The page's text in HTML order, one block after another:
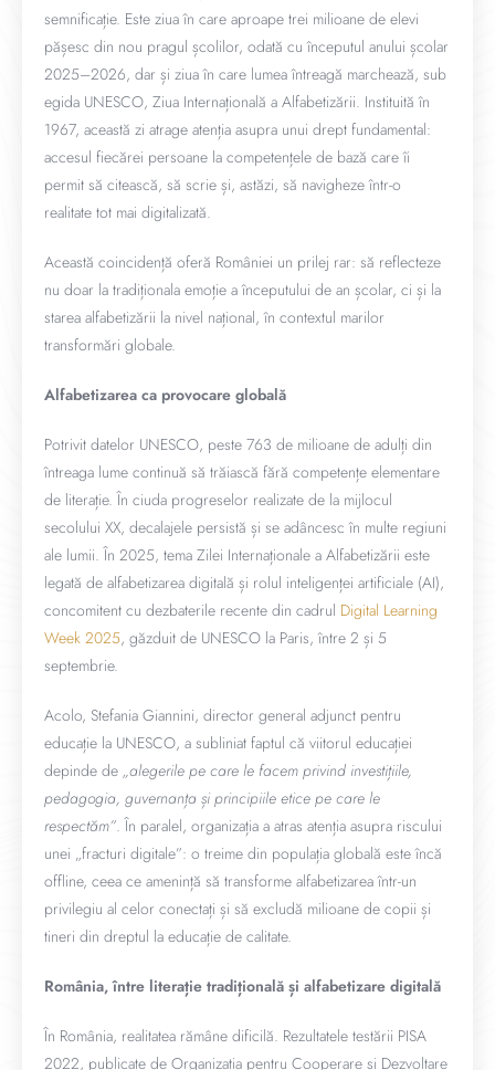
semnificație. Este ziua în care aproape trei milioane de elevi
pășesc din nou pragul școlilor, odată cu începutul anului școlar
2025–2026, dar și ziua în care lumea întreagă marchează, sub
egida UNESCO, Ziua Internațională a Alfabetizării. Instituită în
1967, această zi atrage atenția asupra unui drept fundamental:
accesul fiecărei persoane la competențele de bază care îi
permit să citească, să scrie și, astăzi, să navigheze într-o
realitate tot mai digitalizată.
Această coincidență oferă României un prilej rar: să reflecteze
nu doar la tradiționala emoție a începutului de an școlar, ci și la
starea alfabetizării la nivel național, în contextul marilor
transformări globale.
Alfabetizarea ca provocare globală
Potrivit datelor UNESCO, peste 763 de milioane de adulți din
întreaga lume continuă să trăiască fără competențe elementare
de literație. În ciuda progreselor realizate de la mijlocul
secolului XX, decalajele persistă și se adâncesc în multe regiuni
ale lumii. În 2025, tema Zilei Internaționale a Alfabetizării este
legată de alfabetizarea digitală și rolul inteligenței artificiale (AI),
concomitent cu dezbaterile recente din cadrul Digital Learning
Week 2025, găzduit de UNESCO la Paris, între 2 și 5
septembrie.
Acolo, Stefania Giannini, director general adjunct pentru
educație la UNESCO, a subliniat faptul că viitorul educației
depinde de „alegerile pe care le facem privind investițiile,
pedagogia, guvernanța și principiile etice pe care le
respectăm”. În paralel, organizația a atras atenția asupra riscului
unei „fracturi digitale”: o treime din populația globală este încă
offline, ceea ce amenință să transforme alfabetizarea într-un
privilegiu al celor conectați și să excludă milioane de copii și
tineri din dreptul la educație de calitate.
România, între literație tradițională și alfabetizare digitală
În România, realitatea rămâne dificilă. Rezultatele testării PISA
2022, publicate de Organizația pentru Cooperare și Dezvoltare